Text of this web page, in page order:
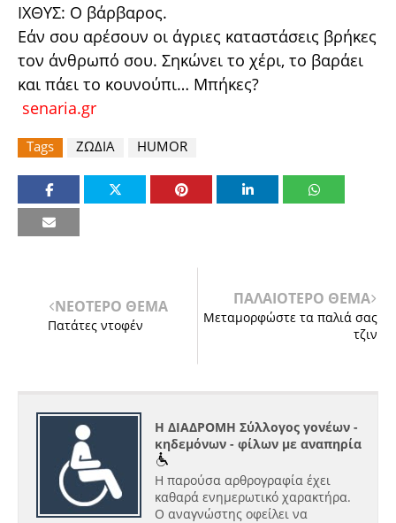
ΙΧΘΥΣ: Ο βάρβαρος.
Εάν σου αρέσουν οι άγριες καταστάσεις βρήκες
τον άνθρωπό σου. Σηκώνει το χέρι, το βαράει
και πάει το κουνούπι… Μπήκες?
senaria.gr
Tags ΖΩΔΙΑ HUMOR
ΝΕΟΤΕΡΟ ΘΕΜΑ
Πατάτες ντοφέν
ΠΑΛΑΙΟΤΕΡΟ ΘΕΜΑ
Μεταμορφώστε τα παλιά σας
τζιν
Η ΔΙΑΔΡΟΜΗ Σύλλογος γονέων -
κηδεμόνων - φίλων με αναπηρία
Η παρούσα αρθρογραφία έχει
καθαρά ενημερωτικό χαρακτήρα.
Ο αναγνώστης οφείλει να